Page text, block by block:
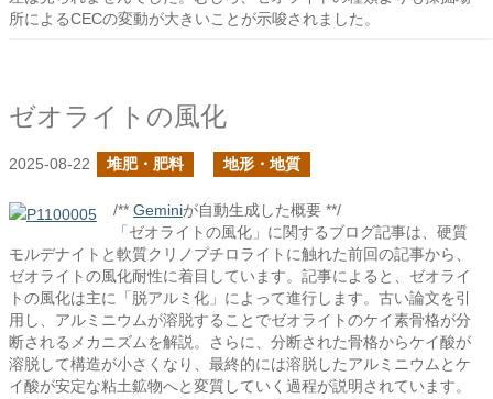
所によるCECの変動が大きいことが示唆されました。
ゼオライトの風化
2025-08-22 堆肥・肥料 地形・地質
/** Geminiが自動生成した概要 **/
「ゼオライトの風化」に関するブログ記事は、硬質
モルデナイトと軟質クリノプチロライトに触れた前回の記事から、
ゼオライトの風化耐性に着目しています。記事によると、ゼオライ
トの風化は主に「脱アルミ化」によって進行します。古い論文を引
用し、アルミニウムが溶脱することでゼオライトのケイ素骨格が分
断されるメカニズムを解説。さらに、分断された骨格からケイ酸が
溶脱して構造が小さくなり、最終的には溶脱したアルミニウムとケ
イ酸が安定な粘土鉱物へと変質していく過程が説明されています。